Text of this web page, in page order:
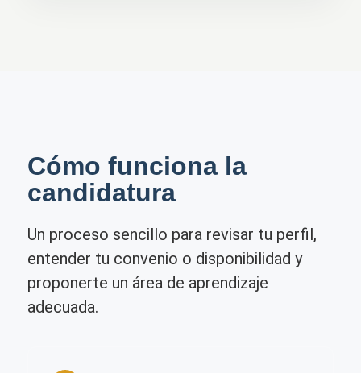
Cómo funciona la
candidatura
Un proceso sencillo para revisar tu perfil,
entender tu convenio o disponibilidad y
proponerte un área de aprendizaje
adecuada.